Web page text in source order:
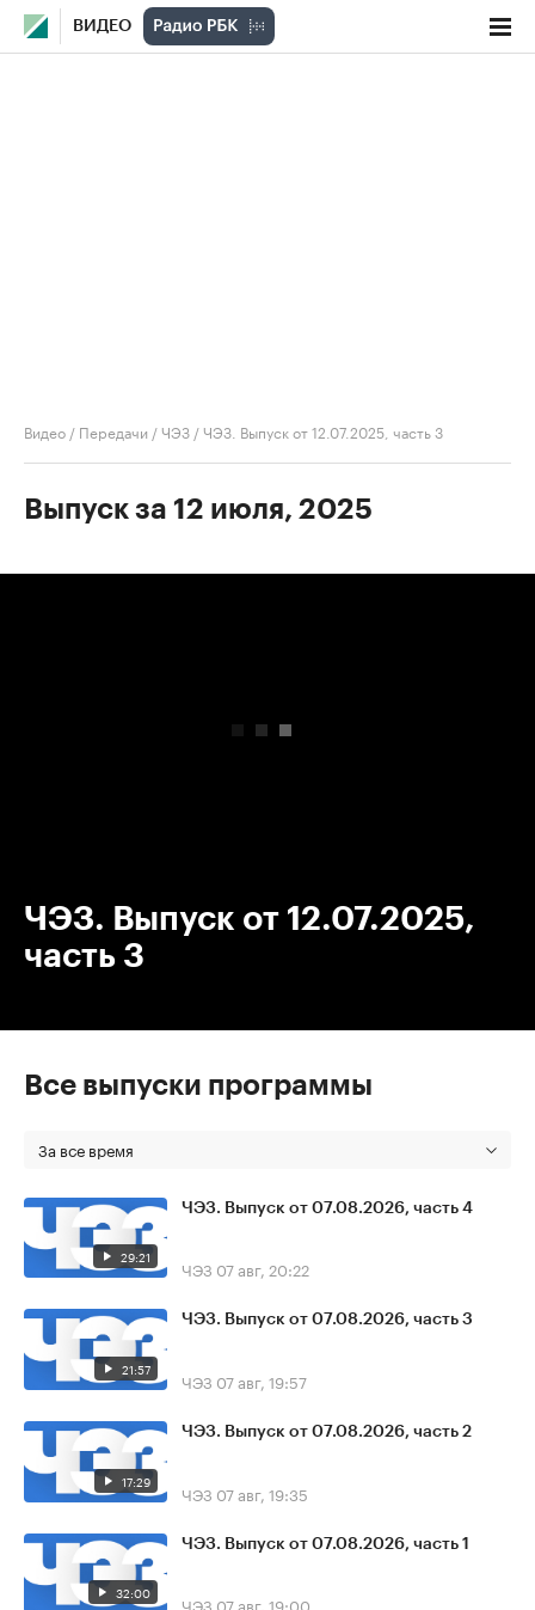
ВИДЕО
Видео / Передачи /ЧЭЗ /ЧЭЗ. Выпуск от 12.07.2025, часть 3
Выпуск за 12 июля, 2025
ЧЭЗ. Выпуск от 12.07.2025,
часть 3
Все выпуски программы
За все время
29:21
ЧЭЗ. Выпуск от 07.08.2026, часть 4
ЧЭЗ 07 авг, 20:22
21:57
ЧЭЗ. Выпуск от 07.08.2026, часть 3
ЧЭЗ 07 авг, 19:57
17:29
ЧЭЗ. Выпуск от 07.08.2026, часть 2
ЧЭЗ 07 авг, 19:35
32:00
ЧЭЗ. Выпуск от 07.08.2026, часть 1
ЧЭЗ 07 авг, 19:00